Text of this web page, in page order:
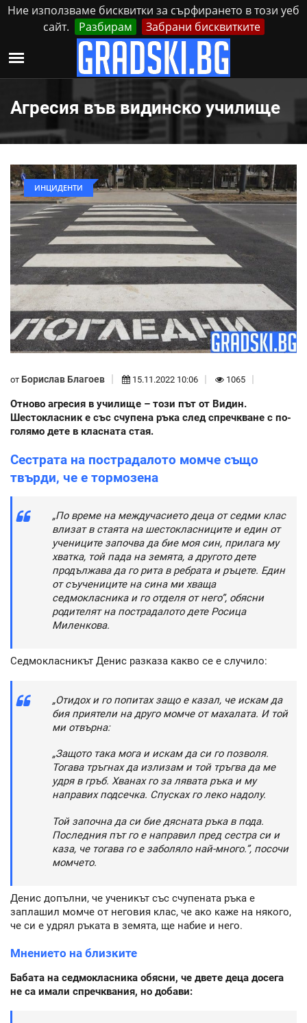
Ние използваме бисквитки за сърфирането в този уеб
сайт.
Разбирам Забрани бисквитките
Събота, 8 Август, 2026 Реклама Контакти
Агресия във видинско училище
ИНЦИДЕНТИ
от Борислав Благоев 15.11.2022 10:06 1065
Отново агресия в училище – този път от Видин.
Шестокласник е със счупена ръка след спречкване с по-
голямо дете в класната стая.
Сестрата на пострадалото момче също
твърди, че е тормозена
„По време на междучасието деца от седми клас
влизат в стаята на шестокласниците и един от
учениците започва да бие моя син, прилага му
хватка, той пада на земята, а другото дете
продължава да го рита в ребрата и ръцете. Един
от съучениците на сина ми хваща
седмокласника и го отделя от него”, обясни
родителят на пострадалото дете Росица
Миленкова.
Седмокласникът Денис разказа какво се е случило:
„Отидох и го попитах защо е казал, че искам да
бия приятели на друго момче от махалата. И той
ми отвърна:
„Защото така мога и искам да си го позволя.
Тогава тръгнах да излизам и той тръгва да ме
удря в гръб. Хванах го за лявата ръка и му
направих подсечка. Спусках го леко надолу.
Той започна да си бие дясната ръка в пода.
Последния път го е направил пред сестра си и
каза, че тогава го е заболяло най-много.”, посочи
момчето.
Денис допълни, че ученикът със счупената ръка е
заплашил момче от неговия клас, че ако каже на някого,
че си е удрял ръката в земята, ще набие и него.
Мнението на близките
Бабата на седмокласника обясни, че двете деца досега
не са имали спречквания, но добави: